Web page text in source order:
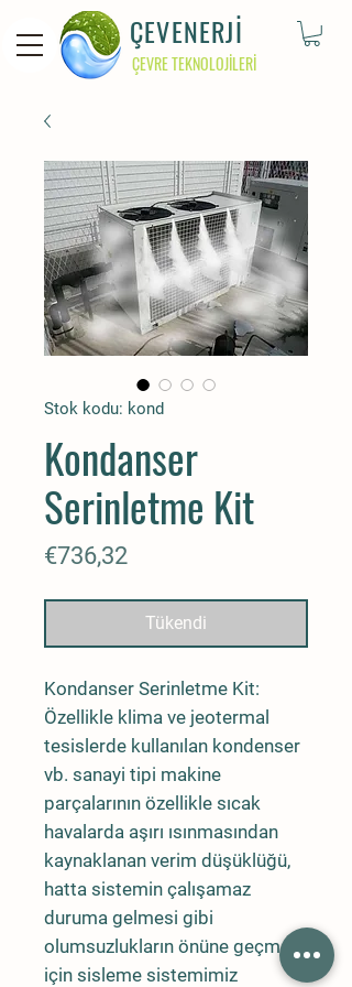
ÇEVENERJİ
ÇEVRE TEKNOLOJİLERİ
Stok kodu: kond
Kondanser
Serinletme Kit
€736,32
Tükendi
Kondanser Serinletme Kit:
Özellikle klima ve jeotermal
tesislerde kullanılan kondenser
vb. sanayi tipi makine
parçalarının özellikle sıcak
havalarda aşırı ısınmasından
kaynaklanan verim düşüklüğü,
hatta sistemin çalışamaz
duruma gelmesi gibi
olumsuzlukların önüne geçmek
için sisleme sistemimiz